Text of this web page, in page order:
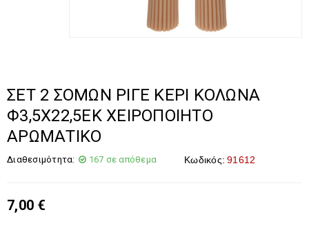
ΣΕΤ 2 ΣΟΜΩΝ ΡΙΓΕ ΚΕΡΙ ΚΟΛΩΝΑ
Φ3,5Χ22,5ΕΚ ΧΕΙΡΟΠΟΙΗΤΟ
ΑΡΩΜΑΤΙΚΟ
Διαθεσιμότητα: 167 σε απόθεμα Κωδικός: 91612
7,00 €